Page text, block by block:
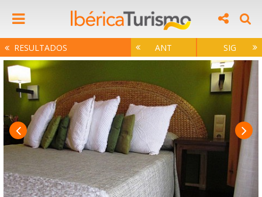
RESULTADOS ANT SIG